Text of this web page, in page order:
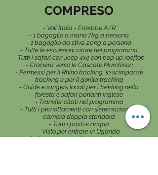
COMPRESO
- Voli Italia - Entebbe A/R
- 1 bagaglio a mano 7kg a persona
- 1 bagaglio da stiva 20kg a persona
- Tutte le escursioni citate nel programma
- Tutti i safari con Jeep 4x4 con pop up rooftop
- Crociera verso le Cascate Murchison
- Permessi per il Rhino tracking, lo scimpanzè
tracking e per il gorilla tracking
- Guide e rangers locali per i trekking nella
foresta e safari parlanti inglese
- Transfer citati nel programma
- Tutti i pernottamenti con sistemazione in
camera doppia standard
- Tutti i pasti e acqua
- Visto per entrare in Uganda
- Assicurazione medico/annullamento